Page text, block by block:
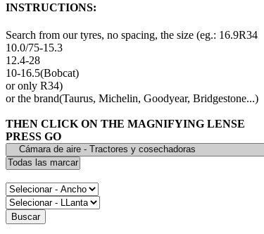
INSTRUCTIONS:
Search from our tyres, no spacing, the size (eg.: 16.9R34
10.0/75-15.3
12.4-28
10-16.5(Bobcat)
or only R34)
or the brand(Taurus, Michelin, Goodyear, Bridgestone...)
THEN CLICK ON THE MAGNIFYING LENSE
PRESS GO